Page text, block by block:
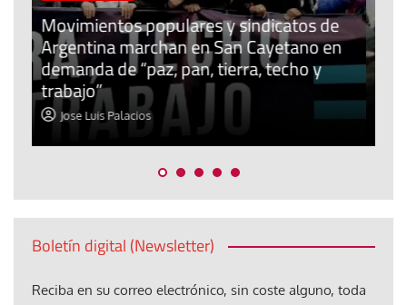
#EstáPasando
Junior Canarias reclama una respuesta
urgente para proteger a los menores
migrantes en Ceuta
Jose Luis Palacios
Boletín digital (Newsletter)
Reciba en su correo electrónico, sin coste alguno, toda